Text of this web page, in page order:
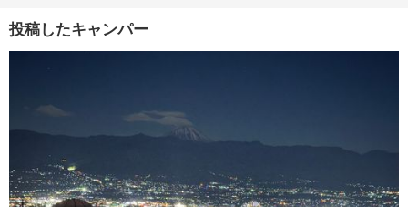
投稿したキャンパー